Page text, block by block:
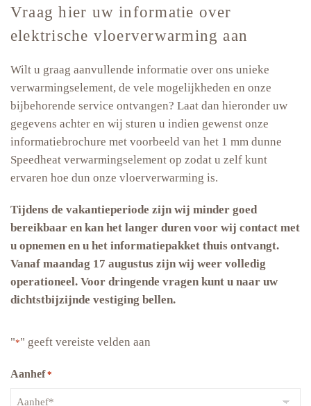
Vraag hier uw informatie over
elektrische vloerverwarming aan
Wilt u graag aanvullende informatie over ons unieke
verwarmingselement, de vele mogelijkheden en onze
bijbehorende service ontvangen? Laat dan hieronder uw
gegevens achter en wij sturen u indien gewenst onze
informatiebrochure met voorbeeld van het 1 mm dunne
Speedheat verwarmingselement op zodat u zelf kunt
ervaren hoe dun onze vloerverwarming is.
Tijdens de vakantieperiode zijn wij minder goed
bereikbaar en kan het langer duren voor wij contact met
u opnemen en u het informatiepakket thuis ontvangt.
Vanaf maandag 17 augustus zijn wij weer volledig
operationeel. Voor dringende vragen kunt u naar uw
dichtstbijzijnde vestiging bellen.
"*" geeft vereiste velden aan
Aanhef *